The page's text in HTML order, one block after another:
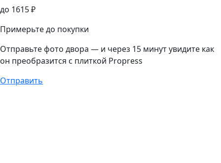
до 1615₽
Примерьте до покупки
Отправьте фото двора — и через 15 минут увидите как
он преобразится с плиткой Propress
Отправить